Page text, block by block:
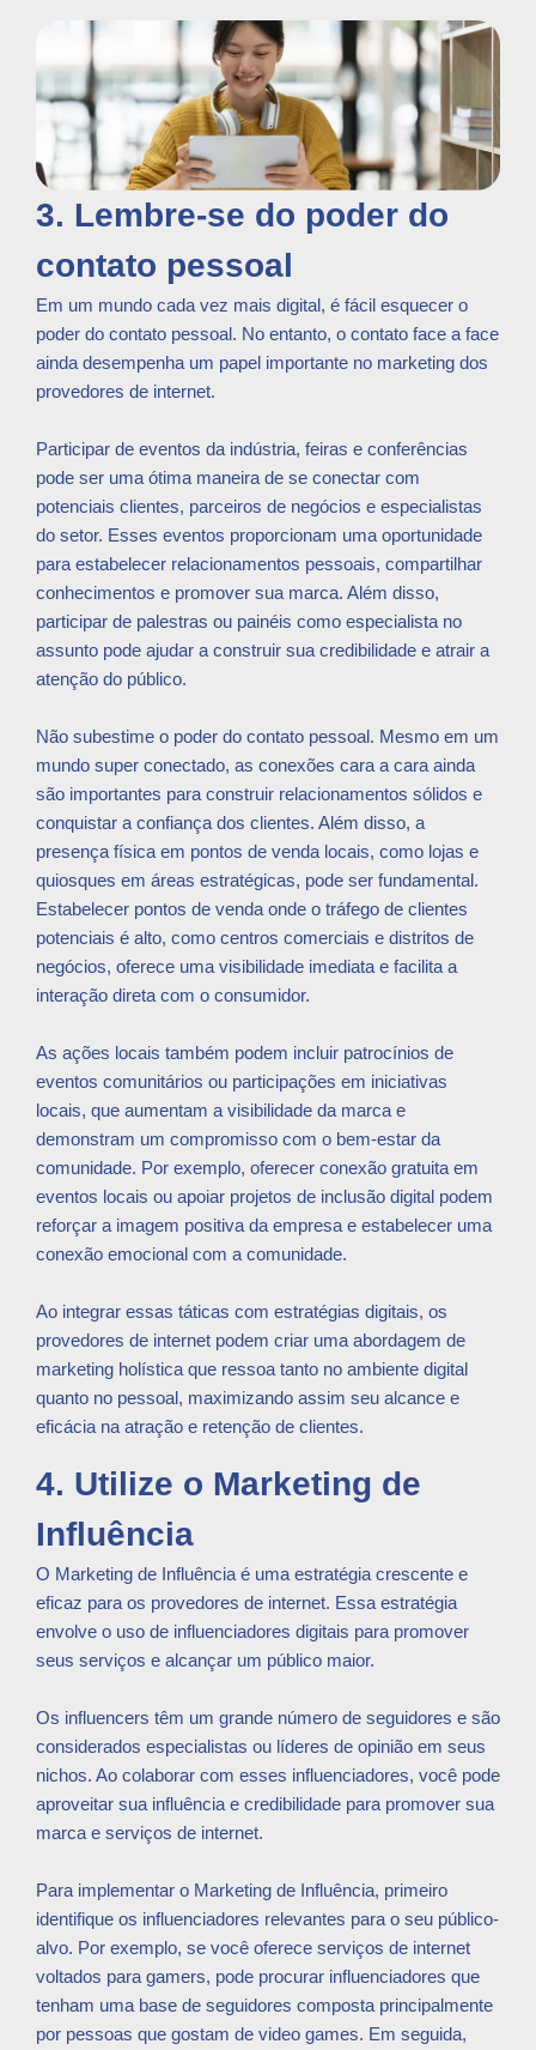
3. Lembre-se do poder do
contato pessoal
Em um mundo cada vez mais digital, é fácil esquecer o
poder do contato pessoal. No entanto, o contato face a face
ainda desempenha um papel importante no marketing dos
provedores de internet.
Participar de eventos da indústria, feiras e conferências
pode ser uma ótima maneira de se conectar com
potenciais clientes, parceiros de negócios e especialistas
do setor. Esses eventos proporcionam uma oportunidade
para estabelecer relacionamentos pessoais, compartilhar
conhecimentos e promover sua marca. Além disso,
participar de palestras ou painéis como especialista no
assunto pode ajudar a construir sua credibilidade e atrair a
atenção do público.
Não subestime o poder do contato pessoal. Mesmo em um
mundo super conectado, as conexões cara a cara ainda
são importantes para construir relacionamentos sólidos e
conquistar a confiança dos clientes. Além disso, a
presença física em pontos de venda locais, como lojas e
quiosques em áreas estratégicas, pode ser fundamental.
Estabelecer pontos de venda onde o tráfego de clientes
potenciais é alto, como centros comerciais e distritos de
negócios, oferece uma visibilidade imediata e facilita a
interação direta com o consumidor.
As ações locais também podem incluir patrocínios de
eventos comunitários ou participações em iniciativas
locais, que aumentam a visibilidade da marca e
demonstram um compromisso com o bem-estar da
comunidade. Por exemplo, oferecer conexão gratuita em
eventos locais ou apoiar projetos de inclusão digital podem
reforçar a imagem positiva da empresa e estabelecer uma
conexão emocional com a comunidade.
Ao integrar essas táticas com estratégias digitais, os
provedores de internet podem criar uma abordagem de
marketing holística que ressoa tanto no ambiente digital
quanto no pessoal, maximizando assim seu alcance e
eficácia na atração e retenção de clientes.
4. Utilize o Marketing de
Influência
O Marketing de Influência é uma estratégia crescente e
eficaz para os provedores de internet. Essa estratégia
envolve o uso de influenciadores digitais para promover
seus serviços e alcançar um público maior.
Os influencers têm um grande número de seguidores e são
considerados especialistas ou líderes de opinião em seus
nichos. Ao colaborar com esses influenciadores, você pode
aproveitar sua influência e credibilidade para promover sua
marca e serviços de internet.
Para implementar o Marketing de Influência, primeiro
identifique os influenciadores relevantes para o seu público-
alvo. Por exemplo, se você oferece serviços de internet
voltados para gamers, pode procurar influenciadores que
tenham uma base de seguidores composta principalmente
por pessoas que gostam de video games. Em seguida,